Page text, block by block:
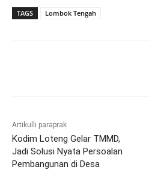
TAGS Lombok Tengah
Artikulli paraprak
Kodim Loteng Gelar TMMD,
Jadi Solusi Nyata Persoalan
Pembangunan di Desa